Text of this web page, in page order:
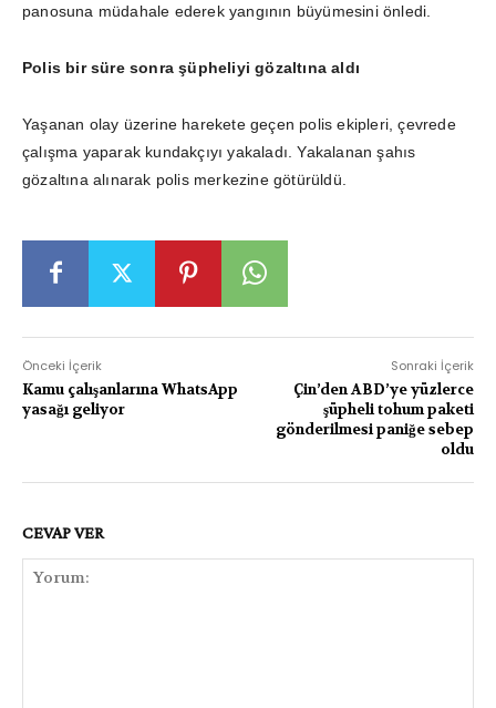
panosuna müdahale ederek yangının büyümesini önledi.
Polis bir süre sonra şüpheliyi gözaltına aldı
Yaşanan olay üzerine harekete geçen polis ekipleri, çevrede
çalışma yaparak kundakçıyı yakaladı. Yakalanan şahıs
gözaltına alınarak polis merkezine götürüldü.
Önceki İçerik
Kamu çalışanlarına WhatsApp
yasağı geliyor
Sonraki İçerik
Çin’den ABD’ye yüzlerce
şüpheli tohum paketi
gönderilmesi paniğe sebep
oldu
CEVAP VER